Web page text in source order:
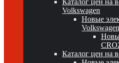
Каталог цен на
Volkswagen
Новые
Volkswagen
Каталог цен на